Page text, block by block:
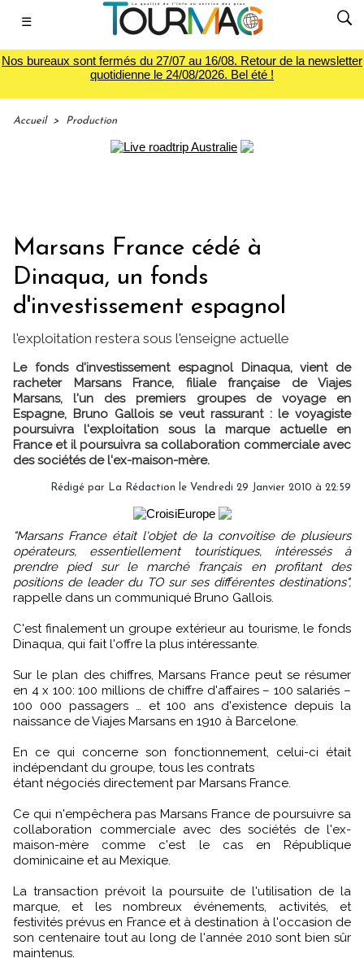
☰
Nos bureaux sont fermés du 27/07 au 16/08. Retour de la newsletter
quotidienne le 24/08/2026. Bel été !
Accueil > Production
Marsans France cédé à
Dinaqua, un fonds
d'investissement espagnol
l'exploitation restera sous l'enseigne actuelle
Le fonds d'investissement espagnol Dinaqua, vient de
racheter Marsans France, filiale française de Viajes
Marsans, l'un des premiers groupes de voyage en
Espagne, Bruno Gallois se veut rassurant : le voyagiste
poursuivra l'exploitation sous la marque actuelle en
France et il poursuivra sa collaboration commerciale avec
des sociétés de l'ex-maison-mère.
Rédigé par La Rédaction le Vendredi 29 Janvier 2010 à 22:59
"Marsans France était l'objet de la convoitise de plusieurs
opérateurs, essentiellement touristiques, intéressés à
prendre pied sur le marché français en profitant des
positions de leader du TO sur ses différentes destinations",
rappelle dans un communiqué Bruno Gallois.
C'est finalement un groupe extérieur au tourisme, le fonds
Dinaqua, qui fait l'offre la plus intéressante.
Sur le plan des chiffres, Marsans France peut se résumer
en 4 x 100: 100 millions de chiffre d'affaires – 100 salariés –
100 000 passagers … et 100 ans d'existence depuis la
naissance de Viajes Marsans en 1910 à Barcelone.
En ce qui concerne son fonctionnement, celui-ci était
indépendant du groupe, tous les contrats
étant négociés directement par Marsans France.
Ce qui n'empêchera pas Marsans France de poursuivre sa
collaboration commerciale avec des sociétés de l'ex-
maison-mère comme c'est le cas en République
dominicaine et au Mexique.
La transaction prévoit la poursuite de l'utilisation de la
marque, et les nombreux événements, activités, et
festivités prévus en France et à destination à l'occasion de
son centenaire tout au long de l'année 2010 sont bien sûr
maintenus.